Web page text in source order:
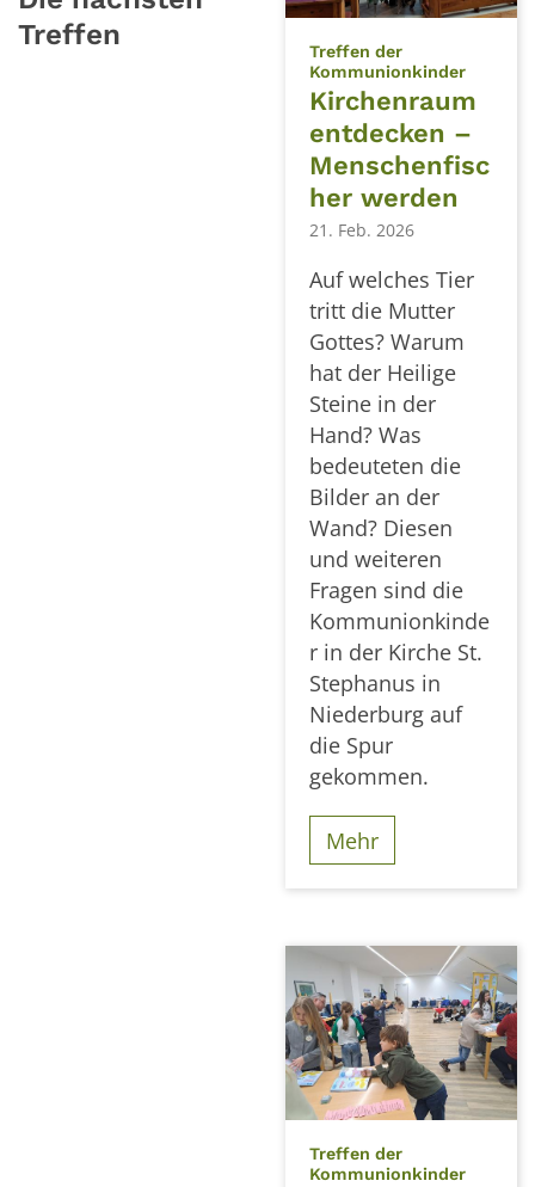
Treffen
Treffen der
Kommunionkinder:
Kirchenraum
entdecken –
Menschenfisc
her werden
21. Feb. 2026
Auf welches Tier
tritt die Mutter
Gottes? Warum
hat der Heilige
Steine in der
Hand? Was
bedeuteten die
Bilder an der
Wand? Diesen
und weiteren
Fragen sind die
Kommunionkinde
r in der Kirche St.
Stephanus in
Niederburg auf
die Spur
gekommen.
Mehr
Treffen der
Kommunionkinder: